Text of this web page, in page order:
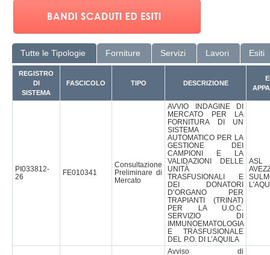
Tutte le Tipologie Forniture Servizi Lavori Esiti
REGISTRO
DI
SISTEMA
FASCICOLO TIPO DESCRIZIONE
PI033812-
26
FE010341
Consultazione
Preliminare di
Mercato
AVVIO INDAGINE DI
MERCATO PER LA
FORNITURA DI UN
SISTEMA
AUTOMATICO PER LA
GESTIONE DEI
CAMPIONI E LA
VALIDAZIONI DELLE
UNITÀ
TRASFUSIONALI E
DEI DONATORI
D’ORGANO PER
TRAPIANTI (TRINAT)
PER LA U.O.C.
SERVIZIO DI
IMMUNOEMATOLOGIA
E TRASFUSIONALE
DEL P.O. DI L’AQUILA
Avviso di